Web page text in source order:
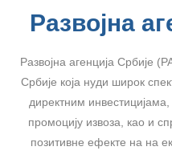
Развојна
Развојна агенција Србије
Србије која нуди широк
директним
промоцију извоза, као и
позитивне ефекте на на